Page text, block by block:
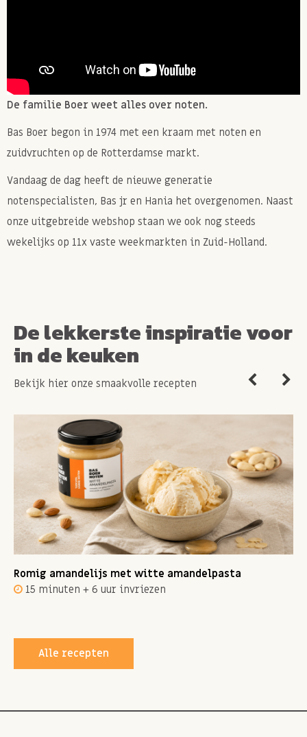
✔
Zoals je van Bas Boer Noten gewend bent: kwaliteit
zonder compromissen.
Allergenen:
Kan TARWE, andere NOTEN, PINDA'S en SESAM
bevatten.
*Bij elk specifiek product kan je de bijhorende
*Foto kan afwijken van de originele inhoud*
De familie Boer weet alles over noten.
Bas Boer begon in 1974 met een kraam met noten en
zuidvruchten op de Rotterdamse markt.
Vandaag de dag heeft de nieuwe generatie
notenspecialisten, Bas jr en Hania het overgenomen. Naast
onze uitgebreide webshop staan we ook nog steeds
wekelijks op 11x vaste weekmarkten in Zuid-Holland.
De lekkerste inspiratie voor
in de keuken
Bekijk hier onze smaakvolle recepten
Romig amandelijs met witte amandelpasta
15 minuten + 6 uur invriezen
Alle recepten